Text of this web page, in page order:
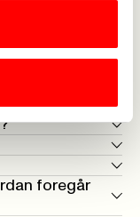
->
avtaler
foregår